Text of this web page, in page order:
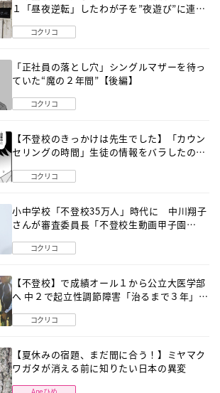
１「昼夜逆転」したわが子を”夜遊び”に連れ
コクリコ
「正社員の落とし穴」シングルマザーを待っ
ていた“魔の２年間”【後編】
コクリコ
【不登校のきっかけは先生でした】「カウン
セリングの時間」生徒の情報をバラしたの
コクリコ
小中学校「不登校35万人」時代に 中川翔子
さんが審査委員長「不登校生動画甲子園
コクリコ
【不登校】で成績オール１から公立大医学部
へ 中２で起立性調節障害「治るまで３年」の
コクリコ
【夏休みの宿題、まだ間に合う！】ミヤマク
ワガタが消える前に知りたい日本の異変